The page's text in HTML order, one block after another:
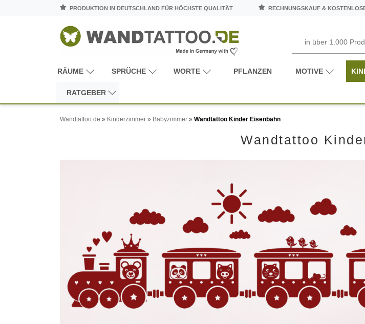
PRODUKTION IN DEUTSCHLAND FÜR HÖCHSTE QUALITÄT RECHNUNGSKAUF &
RÄUME SPRÜCHE WORTE PFLANZEN MOTIVE
RATGEBER
Wandtattoo.de » Kinderzimmer » Babyzimmer » Wandtattoo Kinder Eisenbahn
Wandtattoo